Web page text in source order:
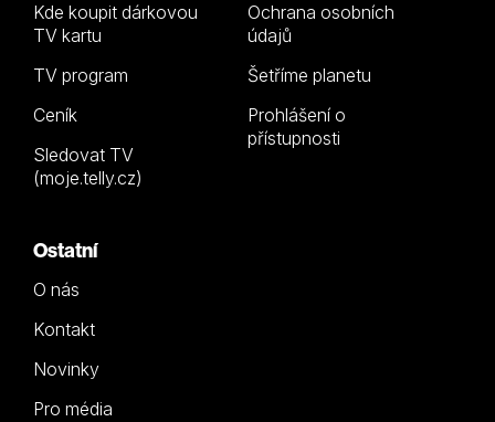
Kde koupit dárkovou
TV kartu
TV program
Ceník
Sledovat TV
(moje.telly.cz)
Ochrana osobních
údajů
Šetříme planetu
Prohlášení o
přístupnosti
Ostatní
O nás
Kontakt
Novinky
Pro média